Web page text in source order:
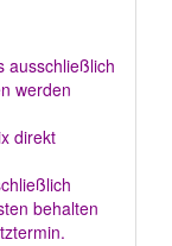
ausschließlich
werden
direkt
behalten